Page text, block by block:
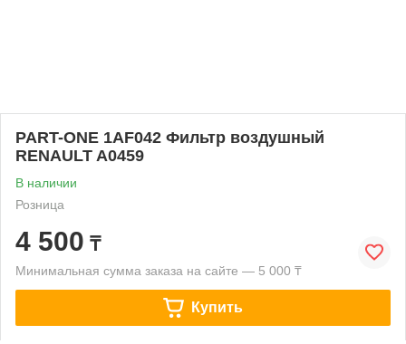
PART-ONE 1AF042 Фильтр воздушный
RENAULT A0459
В наличии
Розница
4 500 ₸
Минимальная сумма заказа на сайте — 5 000 ₸
Купить